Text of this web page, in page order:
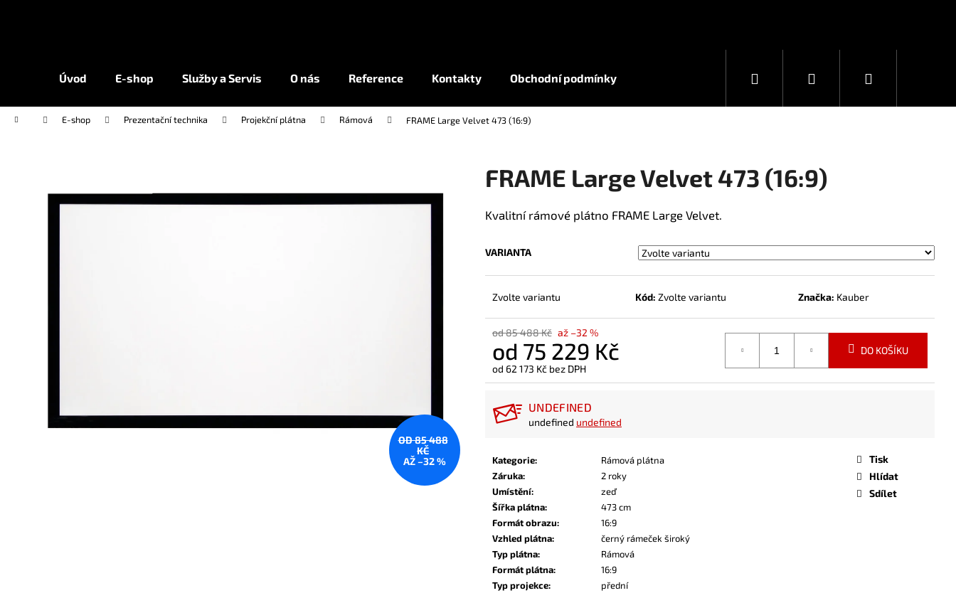
Úvod E-shop Služby a Servis O nás Reference Kontakty Obchodní podmínky Hledat PřihlášeníNákupní
Domů E-shop Prezentační technika Projekční plátna Rámová FRAME Large Velvet 473 (16:9)
FRAME Large Velvet 473 (16:9)
Kvalitní rámové plátno FRAME Large Velvet.
VARIANTA
Zvolte variantu Kód: Zvolte variantu Značka: Kauber
od 85 488 Kč až –32 %
od 75 229 Kč
od 62 173 Kč bez DPH
Měrná
DO KOŠÍKU
UNDEFINED
undefined undefined
Kategorie:
Rámová plátna
Záruka:
2 roky
Umístění:
zeď
Šířka plátna:
473 cm
Formát obrazu:
16:9
Vzhled plátna:
černý rámeček široký
Typ plátna:
Rámová
Formát plátna:
16:9
Typ projekce: přední
Tisk
Hlídat
Sdílet
OD 85 488
KČ
AŽ –32 %
obchodu
obchodu
Co potřebujete najít?